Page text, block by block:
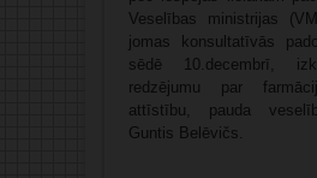
Veselības ministrijas
jomas konsultatīvās
sēdē 10.decembrī,
redzējumu par
attīstību, pauda
Guntis Belēvičs.